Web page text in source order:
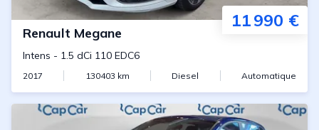
11 990 €
Renault Megane
Intens - 1.5 dCi 110 EDC6
2017 130403 km Diesel Automatique